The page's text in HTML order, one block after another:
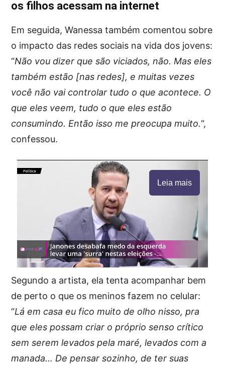
os filhos acessam na internet
Em seguida, Wanessa também comentou sobre
o impacto das redes sociais na vida dos jovens:
“Não vou dizer que são viciados, não. Mas eles
também estão [nas redes], e muitas vezes
você não vai controlar tudo o que acontece. O
que eles veem, tudo o que eles estão
consumindo. Então isso me preocupa muito.“,
confessou.
Leia mais
Segundo a artista, ela tenta acompanhar bem
de perto o que os meninos fazem no celular:
“Lá em casa eu fico muito de olho nisso, pra
que eles possam criar o próprio senso crítico
sem serem levados pela maré, levados com a
manada… De pensar sozinho, de ter suas